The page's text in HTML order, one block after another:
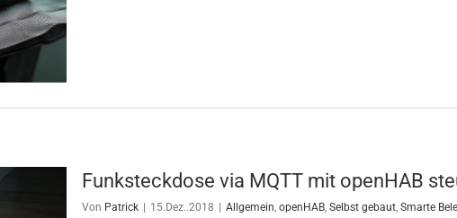
Funksteckdose via MQTT mit openHAB
Von Patrick 15.Dez..2018 Allgemein, openHAB, Selbst gebaut, Smarte